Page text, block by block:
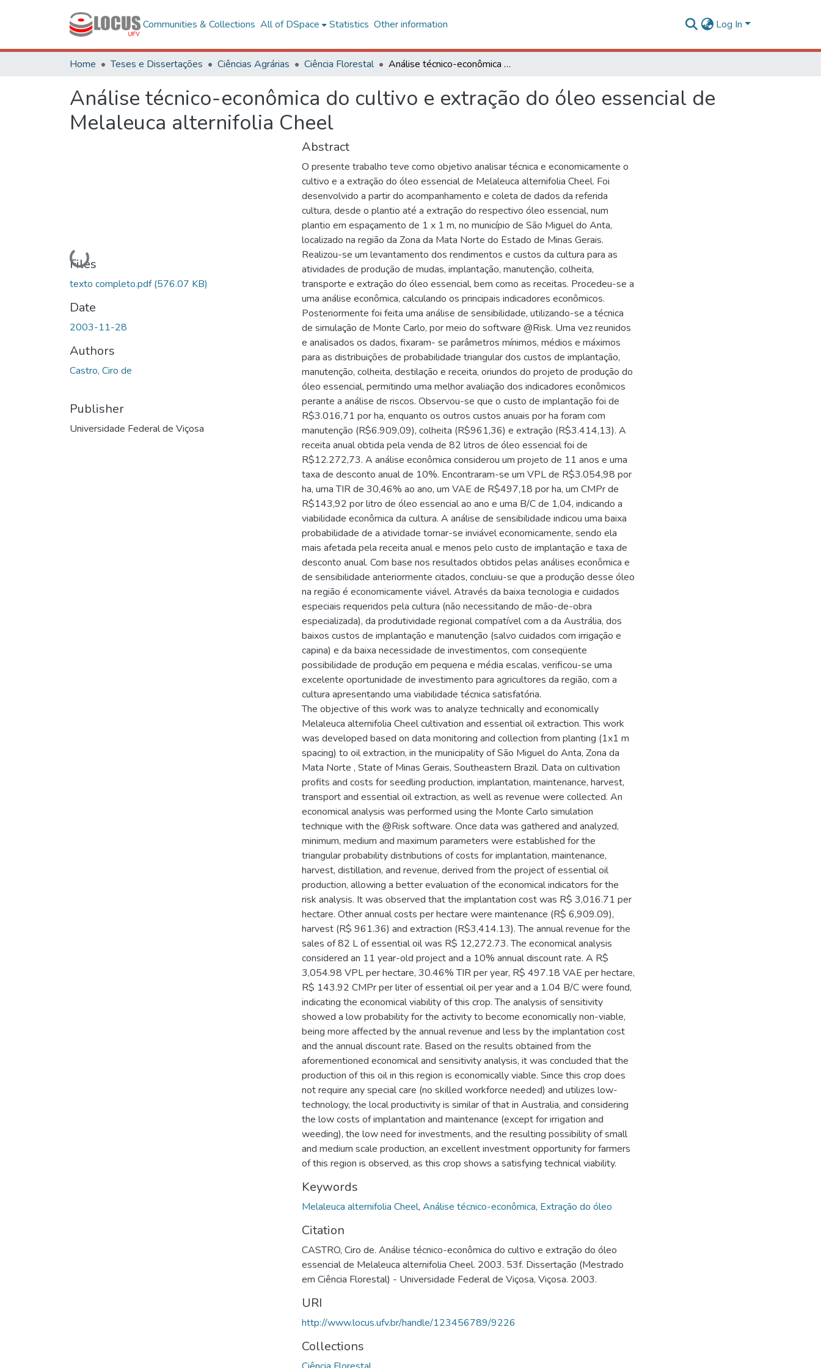
Communities & Collections All of DSpace Statistics Other information Log In
Home Teses e Dissertações Ciências Agrárias Ciência Florestal Análise técnico-econômica do cultivo e extração do óleo essencial de Melaleuca alternifolia Cheel
Análise técnico-econômica do cultivo e extração do óleo essencial de
Melaleuca alternifolia Cheel
Loading...
Files
texto completo.pdf(576.07 KB)
Date
2003-11-28
Authors
Castro, Ciro de
Publisher
Universidade Federal de Viçosa
Abstract
O presente trabalho teve como objetivo analisar técnica e economicamente o
cultivo e a extração do óleo essencial de Melaleuca alternifolia Cheel. Foi
desenvolvido a partir do acompanhamento e coleta de dados da referida
cultura, desde o plantio até a extração do respectivo óleo essencial, num
plantio em espaçamento de 1 x 1 m, no município de São Miguel do Anta,
localizado na região da Zona da Mata Norte do Estado de Minas Gerais.
Realizou-se um levantamento dos rendimentos e custos da cultura para as
atividades de produção de mudas, implantação, manutenção, colheita,
transporte e extração do óleo essencial, bem como as receitas. Procedeu-se a
uma análise econômica, calculando os principais indicadores econômicos.
Posteriormente foi feita uma análise de sensibilidade, utilizando-se a técnica
de simulação de Monte Carlo, por meio do software @Risk. Uma vez reunidos
e analisados os dados, fixaram- se parâmetros mínimos, médios e máximos
para as distribuições de probabilidade triangular dos custos de implantação,
manutenção, colheita, destilação e receita, oriundos do projeto de produção do
óleo essencial, permitindo uma melhor avaliação dos indicadores econômicos
perante a análise de riscos. Observou-se que o custo de implantação foi de
R$3.016,71 por ha, enquanto os outros custos anuais por ha foram com
manutenção (R$6.909,09), colheita (R$961,36) e extração (R$3.414,13). A
receita anual obtida pela venda de 82 litros de óleo essencial foi de
R$12.272,73. A análise econômica considerou um projeto de 11 anos e uma
taxa de desconto anual de 10%. Encontraram-se um VPL de R$3.054,98 por
ha, uma TIR de 30,46% ao ano, um VAE de R$497,18 por ha, um CMPr de
R$143,92 por litro de óleo essencial ao ano e uma B/C de 1,04, indicando a
viabilidade econômica da cultura. A análise de sensibilidade indicou uma baixa
probabilidade de a atividade tornar-se inviável economicamente, sendo ela
mais afetada pela receita anual e menos pelo custo de implantação e taxa de
desconto anual. Com base nos resultados obtidos pelas análises econômica e
de sensibilidade anteriormente citados, concluiu-se que a produção desse óleo
na região é economicamente viável. Através da baixa tecnologia e cuidados
especiais requeridos pela cultura (não necessitando de mão-de-obra
especializada), da produtividade regional compatível com a da Austrália, dos
baixos custos de implantação e manutenção (salvo cuidados com irrigação e
capina) e da baixa necessidade de investimentos, com conseqüente
possibilidade de produção em pequena e média escalas, verificou-se uma
excelente oportunidade de investimento para agricultores da região, com a
cultura apresentando uma viabilidade técnica satisfatória.
The objective of this work was to analyze technically and economically
Melaleuca alternifolia Cheel cultivation and essential oil extraction. This work
was developed based on data monitoring and collection from planting (1x1 m
spacing) to oil extraction, in the municipality of São Miguel do Anta, Zona da
Mata Norte , State of Minas Gerais, Southeastern Brazil. Data on cultivation
profits and costs for seedling production, implantation, maintenance, harvest,
transport and essential oil extraction, as well as revenue were collected. An
economical analysis was performed using the Monte Carlo simulation
technique with the @Risk software. Once data was gathered and analyzed,
minimum, medium and maximum parameters were established for the
triangular probability distributions of costs for implantation, maintenance,
harvest, distillation, and revenue, derived from the project of essential oil
production, allowing a better evaluation of the economical indicators for the
risk analysis. It was observed that the implantation cost was R$ 3,016.71 per
hectare. Other annual costs per hectare were maintenance (R$ 6,909.09),
harvest (R$ 961.36) and extraction (R$3,414.13). The annual revenue for the
sales of 82 L of essential oil was R$ 12,272.73. The economical analysis
considered an 11 year-old project and a 10% annual discount rate. A R$
3,054.98 VPL per hectare, 30.46% TIR per year, R$ 497.18 VAE per hectare,
R$ 143.92 CMPr per liter of essential oil per year and a 1.04 B/C were found,
indicating the economical viability of this crop. The analysis of sensitivity
showed a low probability for the activity to become economically non-viable,
being more affected by the annual revenue and less by the implantation cost
and the annual discount rate. Based on the results obtained from the
aforementioned economical and sensitivity analysis, it was concluded that the
production of this oil in this region is economically viable. Since this crop does
not require any special care (no skilled workforce needed) and utilizes low-
technology, the local productivity is similar of that in Australia, and considering
the low costs of implantation and maintenance (except for irrigation and
weeding), the low need for investments, and the resulting possibility of small
and medium scale production, an excellent investment opportunity for farmers
of this region is observed, as this crop shows a satisfying technical viability.
Keywords
Melaleuca alternifolia Cheel, Análise técnico-econômica, Extração do óleo
Citation
CASTRO, Ciro de. Análise técnico-econômica do cultivo e extração do óleo
essencial de Melaleuca alternifolia Cheel. 2003. 53f. Dissertação (Mestrado
em Ciência Florestal) - Universidade Federal de Viçosa, Viçosa. 2003.
URI
http://www.locus.ufv.br/handle/123456789/9226
Collections